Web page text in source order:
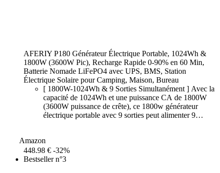
AFERIY P180 Générateur Électrique Portable, 1024Wh &
1800W (3600W Pic), Recharge Rapide 0-90% en 60 Min,
Batterie Nomade LiFePO4 avec UPS, BMS, Station
Électrique Solaire pour Camping, Maison, Bureau
[ 1800W-1024Wh & 9 Sorties Simultanément ] Avec la
capacité de 1024Wh et une puissance CA de 1800W
(3600W puissance de crête), ce 1800w générateur
électrique portable avec 9 sorties peut alimenter 9
Amazon
448.98 € -32%
Bestseller n°3